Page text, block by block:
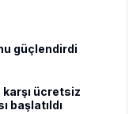
güçlendirdi
ücretsiz
başlatıldı